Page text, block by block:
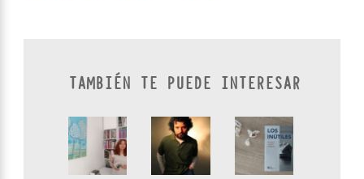
TAMBIÉN TE PUEDE INTERESAR